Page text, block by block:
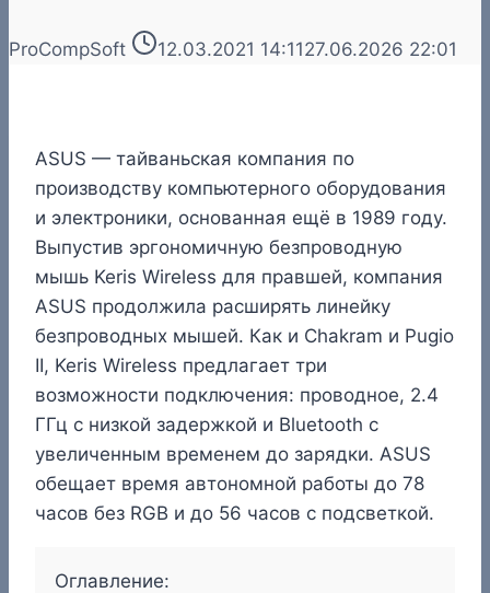
ProCompSoft 12.03.2021 14:1127.06.2026 22:01
ASUS — тайваньская компания по
производству компьютерного оборудования
и электроники, основанная ещё в 1989 году.
Выпустив эргономичную безпроводную
мышь Keris Wireless для правшей, компания
ASUS продолжила расширять линейку
безпроводных мышей. Как и Chakram и Pugio
II, Keris Wireless предлагает три
возможности подключения: проводное, 2.4
ГГц с низкой задержкой и Bluetooth с
увеличенным временем до зарядки. ASUS
обещает время автономной работы до 78
часов без RGB и до 56 часов с подсветкой.
Оглавление: